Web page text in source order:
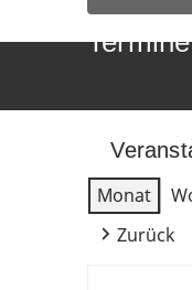
Termine
Monat
Zurück